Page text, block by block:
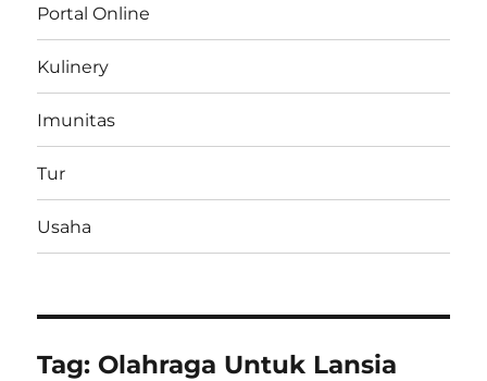
Portal Online
Kulinery
Imunitas
Tur
Usaha
Tag: Olahraga Untuk Lansia